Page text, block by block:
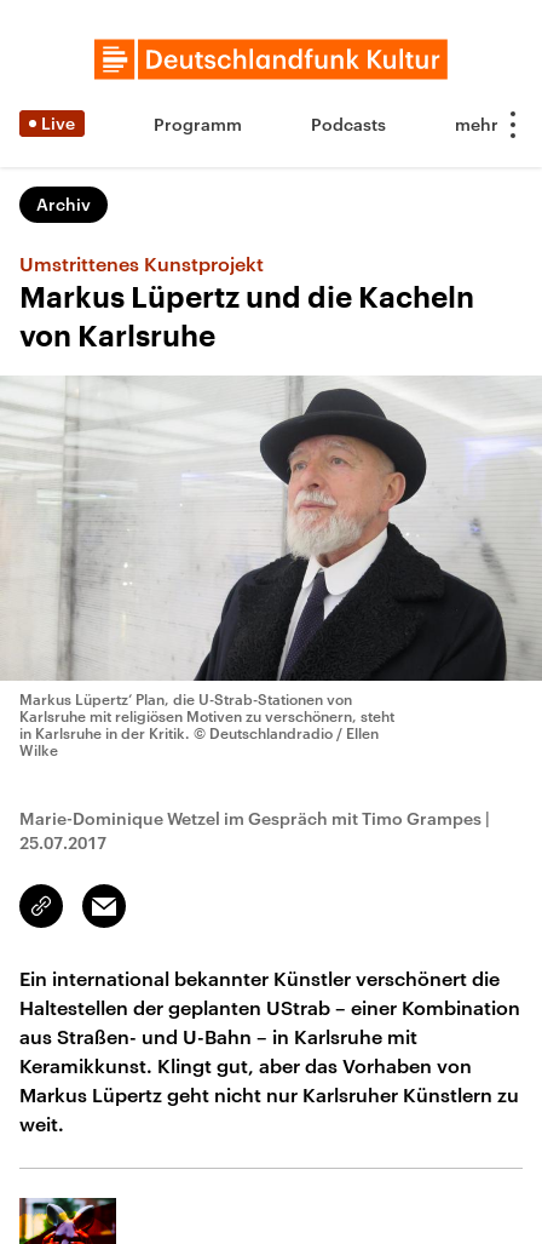
Live Programm Podcasts
Archiv
Umstrittenes Kunstprojekt
Markus Lüpertz und die Kacheln
von Karlsruhe
Markus Lüpertz‘ Plan, die U-Strab-Stationen von
Karlsruhe mit religiösen Motiven zu verschönern, steht
in Karlsruhe in der Kritik. © Deutschlandradio / Ellen
Wilke
Marie-Dominique Wetzel im Gespräch mit Timo Grampes |
25.07.2017
Link
kopieren/teilen
Email
Ein international bekannter Künstler verschönert die
Haltestellen der geplanten UStrab – einer Kombination
aus Straßen- und U-Bahn – in Karlsruhe mit
Keramikkunst. Klingt gut, aber das Vorhaben von
Markus Lüpertz geht nicht nur Karlsruher Künstlern zu
weit.